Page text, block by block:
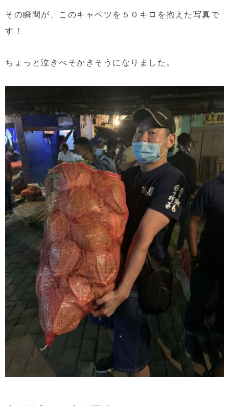
その瞬間が、このキャベツを５０キロを抱えた写真で
す！
ちょっと泣きべそかきそうになりました。